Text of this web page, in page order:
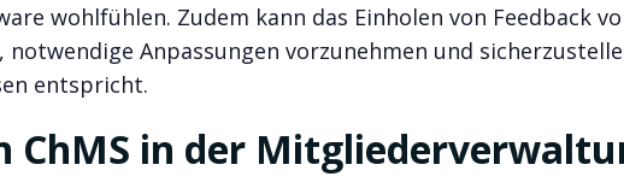
wohlfühlen. Zudem kann das Einholen von Feedback
notwendige Anpassungen vorzunehmen und
entspricht.
ChMS in der